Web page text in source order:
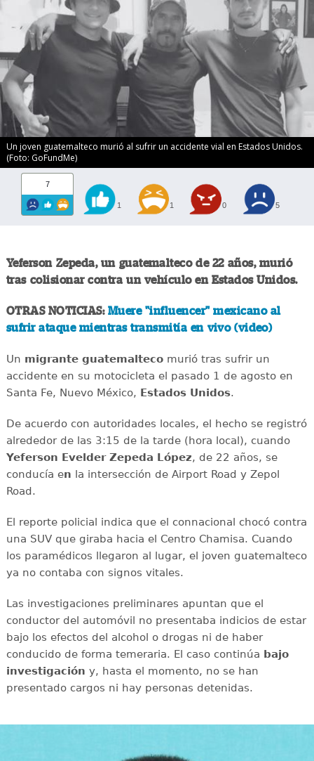
Un joven guatemalteco murió al sufrir un accidente vial en Estados Unidos.
(Foto: GoFundMe)
7
1 1 0 5
Yeferson Zepeda, un guatemalteco de 22 años, murió
tras colisionar contra un vehículo en Estados Unidos.
OTRAS NOTICIAS: Muere "influencer" mexicano al
sufrir ataque mientras transmitía en vivo (video)
Un migrante guatemaltecomurió tras sufrir un
accidente en su motocicleta el pasado 1 de agosto en
Santa Fe, Nuevo México, Estados Unidos.
De acuerdo con autoridades locales, el hecho se registró
alrededor de las 3:15 de la tarde (hora local), cuando
Yeferson Evelder Zepeda López, de 22 años, se
conducía en la intersección de Airport Road y Zepol
Road.
El reporte policial indica que el connacional chocó contra
una SUV que giraba hacia el Centro Chamisa. Cuando
los paramédicos llegaron al lugar, el joven guatemalteco
ya no contaba con signos vitales.
Las investigaciones preliminares apuntan que el
conductor del automóvil no presentaba indicios de estar
bajo los efectos del alcohol o drogas ni de haber
conducido de forma temeraria. El caso continúa bajo
investigación y, hasta el momento, no se han
presentado cargos ni hay personas detenidas.